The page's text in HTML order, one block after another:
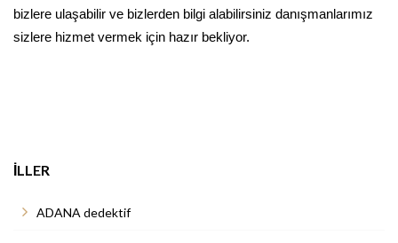
bizlere ulaşabilir ve bizlerden bilgi alabilirsiniz danışmanlarımız
sizlere hizmet vermek için hazır bekliyor.
İLLER
ADANA dedektif